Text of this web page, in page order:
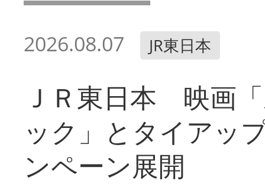
2026.08.07 JR東日本
ＪＲ東日本 映画
ック」とタイアッ
ンペーン展開